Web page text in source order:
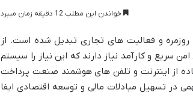
خواندن این مطلب 12 دقیقه زمان میبرد
روزمره و فعالیت های تجاری تبدیل شده است. از
سریع و کارآمد نیاز دارند که این نیاز را سیستم
از اینترنت و تلفن های هوشمند صنعت پرداخت
در تسهیل مبادلات مالی و توسعه اقتصادی ایفا